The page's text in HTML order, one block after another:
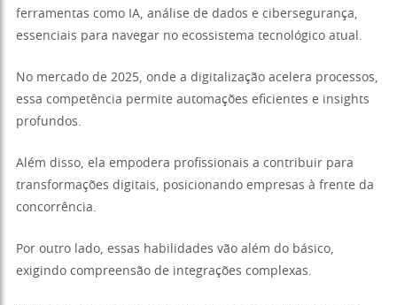
ferramentas como IA, análise de dados e cibersegurança,
essenciais para navegar no ecossistema tecnológico atual.
No mercado de 2025, onde a digitalização acelera processos,
essa competência permite automações eficientes e insights
profundos.
Além disso, ela empodera profissionais a contribuir para
transformações digitais, posicionando empresas à frente da
concorrência.
Por outro lado, essas habilidades vão além do básico,
exigindo compreensão de integrações complexas.